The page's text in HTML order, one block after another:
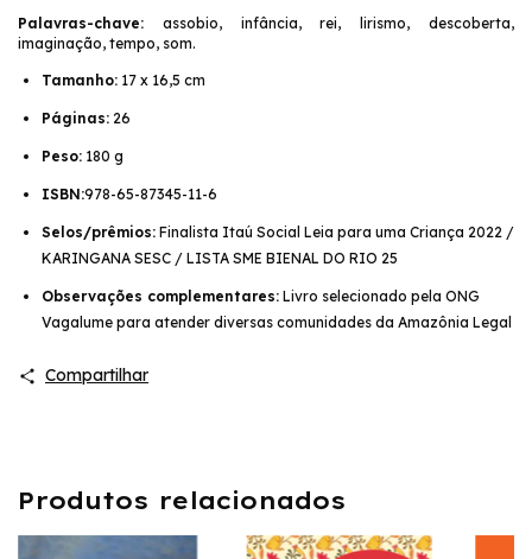
Palavras-chave: assobio, infância, rei, lirismo, descoberta,
imaginação, tempo, som.
Tamanho: 17 x 16,5 cm
Páginas: 26
Peso: 180 g
ISBN:978-65-87345-11-6
Selos/prêmios: Finalista Itaú Social Leia para uma Criança 2022 /
KARINGANA SESC / LISTA SME BIENAL DO RIO 25
Observações complementares: Livro selecionado pela ONG
Vagalume para atender diversas comunidades da Amazônia Legal
Compartilhar
Produtos relacionados